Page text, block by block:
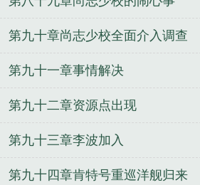
第九十章尚志少校全面介入调查
第九十一章事情解决
第九十二章资源点出现
第九十三章李波加入
第九十四章肯特号重巡洋舰归来